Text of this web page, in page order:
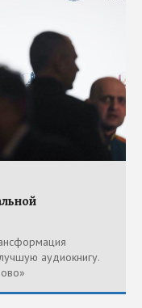
аудиокнигу.